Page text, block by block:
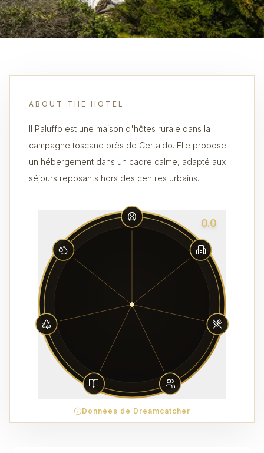
ABOUT THE HOTEL
Il Paluffo est une maison d'hôtes rurale dans la
campagne toscane près de Certaldo. Elle propose
un hébergement dans un cadre calme, adapté aux
séjours reposants hors des centres urbains.
0.0
Données de Dreamcatcher